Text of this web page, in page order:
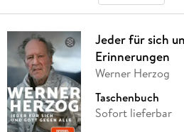
Jeder für sich
Erinnerungen
Werner Herzog
Taschenbuch
Sofort lieferbar